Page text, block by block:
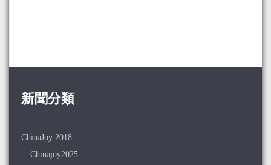
新聞分類
ChinaJoy 2018
Chinajoy2025